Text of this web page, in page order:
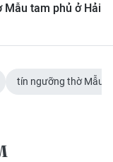
tam phủ ở Hải
tín ngưỡng thờ Mẫu